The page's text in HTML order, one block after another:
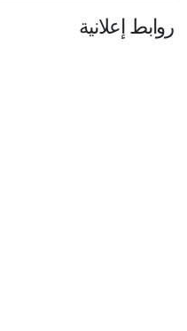
روابط إعلانية